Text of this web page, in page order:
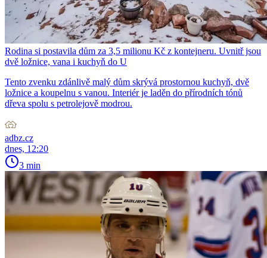
Rodina si postavila dům za 3,5 milionu Kč z kontejneru. Uvnitř jsou
dvě ložnice, vana i kuchyň do U
Tento zvenku zdánlivě malý dům skrývá prostornou kuchyň, dvě
ložnice a koupelnu s vanou. Interiér je laděn do přírodních tónů
dřeva spolu s petrolejově modrou.
adbz.cz
dnes, 12:20
3 min